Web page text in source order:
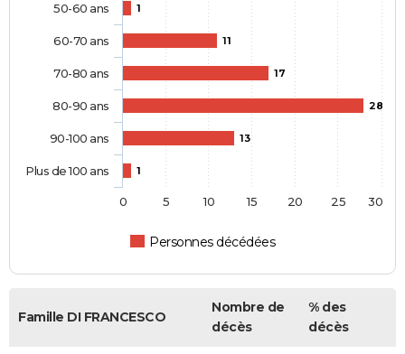
1
11
17
28
13
1
Personnes décédées
50-60 ans
60-70 ans
70-80 ans
80-90 ans
90-100 ans
Plus de 100 ans
0 5 10 15 20 25 30
Famille DI FRANCESCO
Nombre de
décès
% des
décès